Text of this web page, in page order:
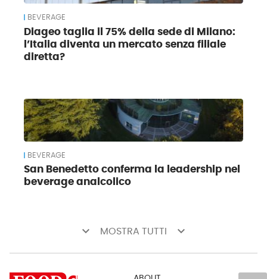
BEVERAGE
Diageo taglia il 75% della sede di Milano:
l’Italia diventa un mercato senza filiale
diretta?
BEVERAGE
San Benedetto conferma la leadership nel
beverage analcolico
keyboard_arrow_down MOSTRA TUTTI keyboard_arrow_down